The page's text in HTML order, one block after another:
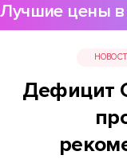
Лучшие цены
Дефицит